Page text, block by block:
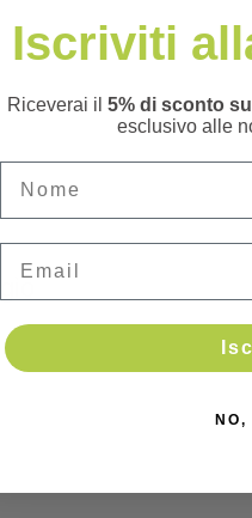
Iscriviti
Riceverai il 5% di sconto
esclusivo alle
NO,